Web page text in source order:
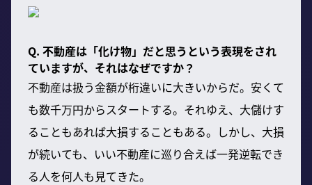
Q. 不動産は「化け物」だと思うという表現をされ
ていますが、それはなぜですか？
不動産は扱う金額が桁違いに大きいからだ。安くて
も数千万円からスタートする。それゆえ、大儲けす
ることもあれば大損することもある。しかし、大損
が続いても、いい不動産に巡り合えば一発逆転でき
る人を何人も見てきた。